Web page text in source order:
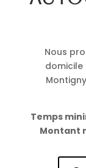
Nous
domicile
Temps
Montant